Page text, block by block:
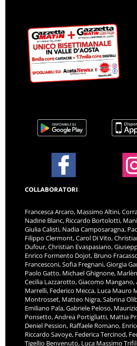
COLLABORATORI
Francesca Arcaro, Massimo Altini,
Nadine Blanc, Riccardo Bortolotti,
Giulia Calisti, Nadia Camposaragna,
Filippo Clermont, Carol Di Vito,
Dufour, Christian Evaspasiano,
Enrico Formento Dojot, Bruno
Francesconi, Sofia Fregnani, Giorgia
Paolo Gatto, Michael Ghignone,
Cecilia Lazzarotto, Giacomo Mangano,
Marrelli, Federico Mecca, Luca Mauro
Montrosset, Matteo Nigra, Sabrina
Emiliano Pala, Gabriele Peloso,
Ponsetto, Andrea Portigliatti, Mattia
Deniel Pession, Raffaele Romano,
Riccardo Savoye, Federica Tercinod,
Tigellio Benvenuto, Luca Massimo